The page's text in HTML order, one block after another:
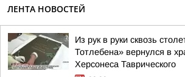
ЛЕНТА НОВОСТЕЙ
Из рук в руки сквозь
Тотлебена» вернулся в
Херсонеса Таврического